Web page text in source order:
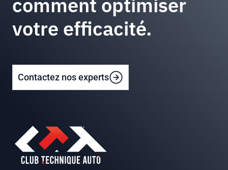
votre efficacité.
Contactez nos experts